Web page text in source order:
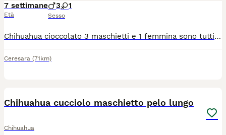
7 settimane
Età
3 1
Sesso
Chihuahua cioccolato 3 maschietti e 1 femmina sono tutti pelo lungo . Avranno sverminazione microchip vaccinazione pedigree ENCI. Mamma colore isabella papà cioccolato tricolore entrambi con DNA depositato. Non sono in regalo .
Ceresara (71km)
Chihuahua cucciolo maschietto pelo lungo
Chihuahua